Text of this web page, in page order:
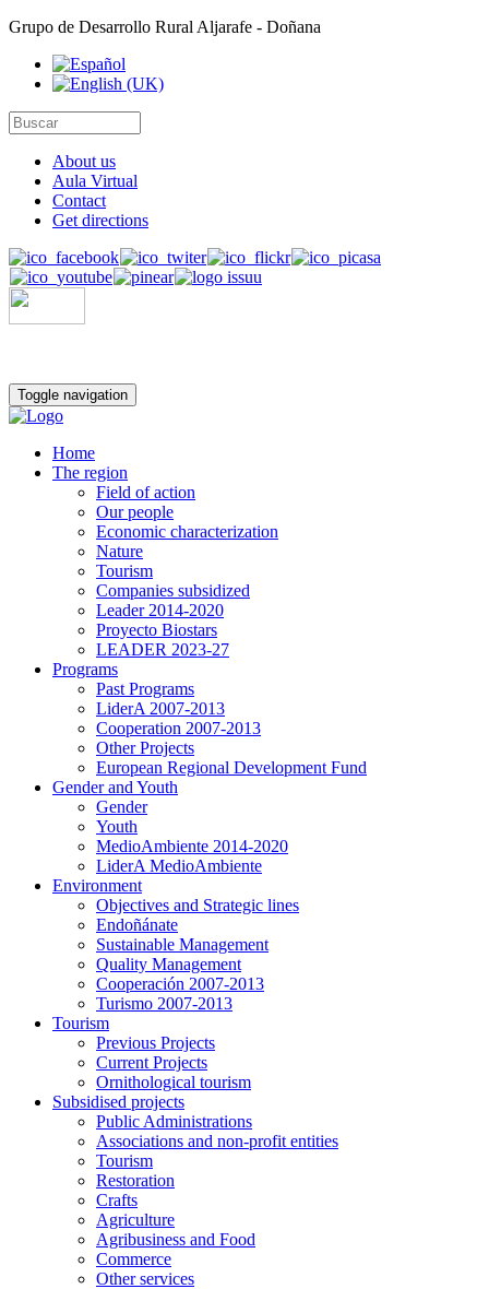
Grupo de Desarrollo Rural Aljarafe - Doñana
About us
Aula Virtual
Contact
Get directions
Toggle navigation
Home
The region
Field of action
Our people
Economic characterization
Nature
Tourism
Companies subsidized
Leader 2014-2020
Proyecto Biostars
LEADER 2023-27
Programs
Past Programs
LiderA 2007-2013
Cooperation 2007-2013
Other Projects
European Regional Development Fund
Gender and Youth
Gender
Youth
MedioAmbiente 2014-2020
LiderA MedioAmbiente
Environment
Objectives and Strategic lines
Endoñánate
Sustainable Management
Quality Management
Cooperación 2007-2013
Turismo 2007-2013
Tourism
Previous Projects
Current Projects
Ornithological tourism
Subsidised projects
Public Administrations
Associations and non-profit entities
Tourism
Restoration
Crafts
Agriculture
Agribusiness and Food
Commerce
Other services